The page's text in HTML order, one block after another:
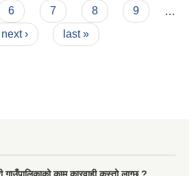
6 7 8 9
next ›
last »